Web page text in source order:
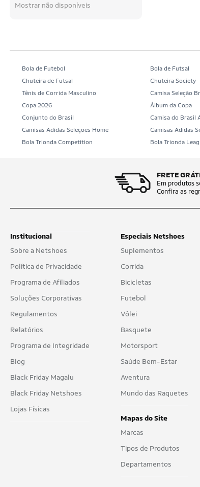
Kappa
Klin
Kurz
Light
Marvel
Menina Fashion
Nike
No Stress
Nog
Pampili
Pemania
Mostrar não disponíveis
Bola de Futebol Bola de Futsal
Chuteira de Futsal
Chuteira Society
Tênis de Corrida Masculino
Camisa Seleção
Copa 2026
Álbum da Copa
Conjunto do Brasil
Camisa do Brasil
Camisas Adidas Seleções Home
Camisas Adidas
Bola Trionda Competition
Bola Trionda
FRETE
Em produtos
Confira as
Institucional
Sobre a Netshoes
Política de Privacidade
Programa de Afiliados
Soluções Corporativas
Regulamentos
Relatórios
Programa de Integridade
Blog
Black Friday Magalu
Black Friday Netshoes
Lojas Físicas
Especiais Netshoes
Suplementos
Corrida
Bicicletas
Futebol
Vôlei
Basquete
Motorsport
Saúde Bem-Estar
Aventura
Mundo das Raquetes
Mapas do Site
Marcas
Tipos de Produtos
Departamentos